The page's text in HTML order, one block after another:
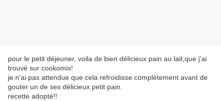
pour le petit déjeuner, voila de bien délicieux pain au lait,que j'ai
trouvé sur cookomix!
je n'ai pas attendue que cela refroidisse complètement avant de
gouter un de ses délicieux petit pain.
recette adopté!!